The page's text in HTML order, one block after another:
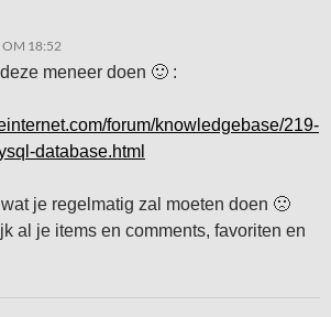
OM 18:52
meneer doen 🙂 :
forum/knowledgebase/219-
database.html
je regelmatig zal moeten doen 🙁
al je items en comments, favoriten en